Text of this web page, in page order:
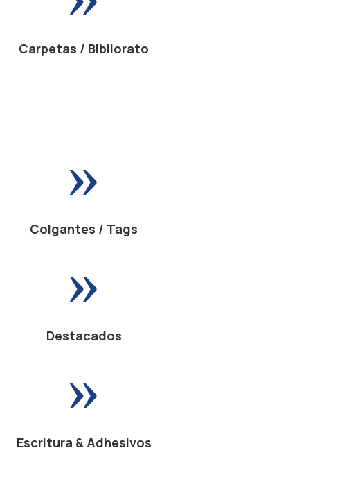
Carpetas / Bibliorato
»
Colgantes / Tags
»
Destacados
»
Escritura & Adhesivos